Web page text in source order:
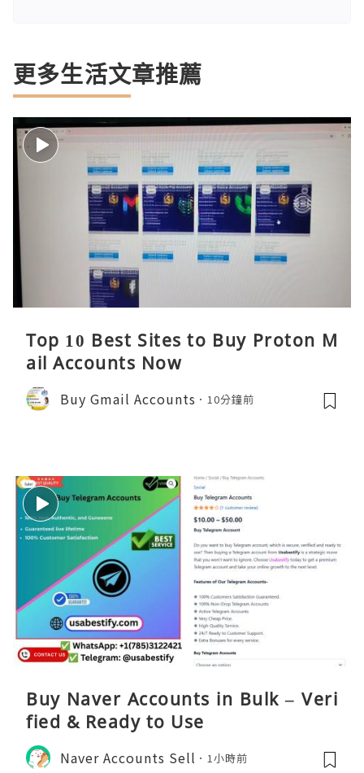
更多生活文章推薦
Top 10 Best Sites to Buy Proton M
ail Accounts Now
Buy Gmail Accounts 10分鐘前
Buy Naver Accounts in Bulk – Veri
fied & Ready to Use
Naver Accounts Sell 1小時前